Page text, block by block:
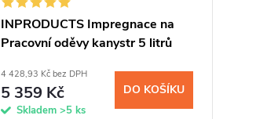
INPRODUCTS Impregnace na
Pracovní oděvy kanystr 5 litrů
4 428,93 Kč bez DPH
5 359 Kč
Skladem >5 ks
DO KOŠÍKU